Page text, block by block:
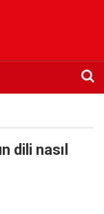
dili nasıl